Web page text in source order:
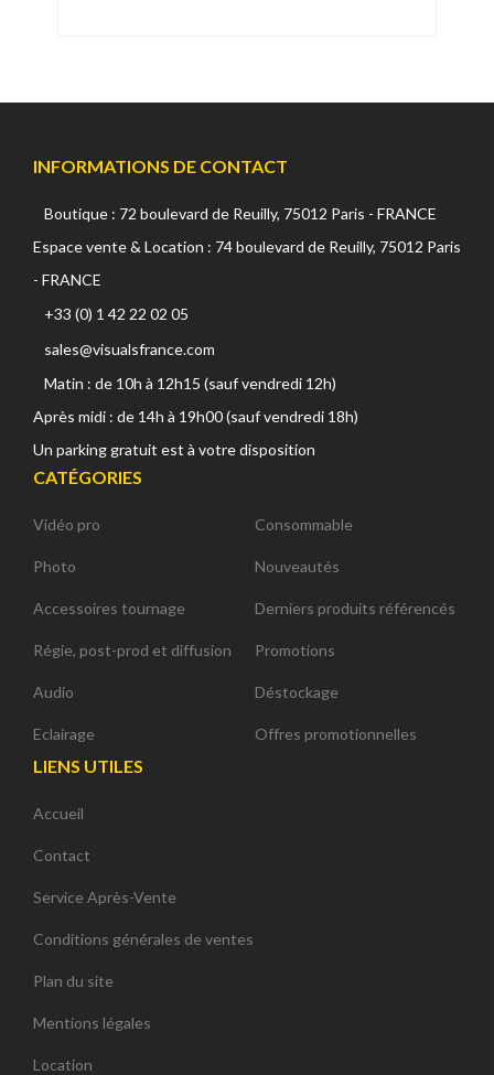
INFORMATIONS DE CONTACT
Boutique : 72 boulevard de Reuilly, 75012 Paris - FRANCE
Espace vente & Location : 74 boulevard de Reuilly, 75012 Paris
- FRANCE
+33 (0) 1 42 22 02 05
sales@visualsfrance.com
Matin : de 10h à 12h15 (sauf vendredi 12h)
Après midi : de 14h à 19h00 (sauf vendredi 18h)
Un parking gratuit est à votre disposition
CATÉGORIES
Vidéo pro
Photo
Accessoires tournage
Régie, post-prod et diffusion
Audio
Eclairage
Consommable
Nouveautés
Derniers produits référencés
Promotions
Déstockage
Offres promotionnelles
LIENS UTILES
Accueil
Contact
Service Après-Vente
Conditions générales de ventes
Plan du site
Mentions légales
Location